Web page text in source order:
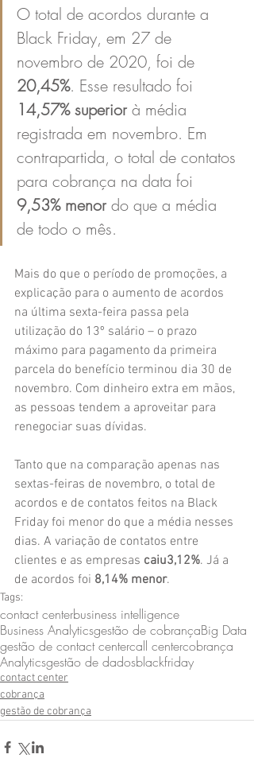
O total de acordos durante a
Black Friday, em 27 de
novembro de 2020, foi de
20,45%. Esse resultado foi
14,57% superior à média
registrada em novembro. Em
contrapartida, o total de contatos
para cobrança na data foi
9,53% menor do que a média
de todo o mês.
Mais do que o período de promoções, a
explicação para o aumento de acordos
na última sexta-feira passa pela
utilização do 13º salário – o prazo
máximo para pagamento da primeira
parcela do benefício terminou dia 30 de
novembro. Com dinheiro extra em mãos,
as pessoas tendem a aproveitar para
renegociar suas dívidas.
Tanto que na comparação apenas nas
sextas-feiras de novembro, o total de
acordos e de contatos feitos na Black
Friday foi menor do que a média nesses
dias. A variação de contatos entre
clientes e as empresas caiu3,12%. Já a
de acordos foi 8,14% menor.
Tags:
contact centerbusiness intelligence
Business Analyticsgestão de cobrançaBig Data
gestão de contact centercall centercobrança
Analyticsgestão de dadosblackfriday
contact center
cobrança
gestão de cobrança